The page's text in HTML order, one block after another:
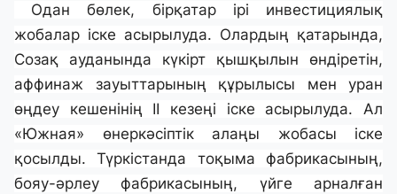
Одан бөлек, бірқатар ірі инвестициялық
жобалар іске асырылуда. Олардың қатарында,
Созақ ауданында күкірт қышқылын өндіретін,
аффинаж зауыттарының құрылысы мен уран
өңдеу кешенінің ІІ кезеңі іске асырылуда. Ал
«Южная» өнеркәсіптік алаңы жобасы іске
қосылды. Түркістанда тоқыма фабрикасының,
бояу-әрлеу фабрикасының, үйге арналған